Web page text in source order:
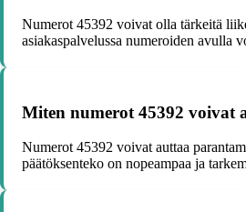
Numerot 45392 voivat olla tärkeitä
asiakaspalvelussa numeroiden avulla
Miten numerot 45392 voivat
Numerot 45392 voivat auttaa
päätöksenteko on nopeampaa ja